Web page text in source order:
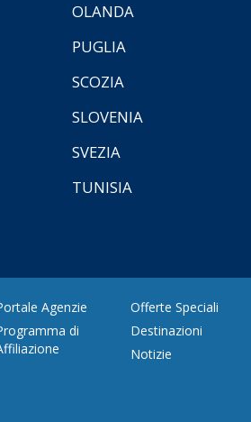
OLANDA
PUGLIA
SCOZIA
SLOVENIA
SVEZIA
TUNISIA
Agenzie
di
Offerte Speciali
Destinazioni
Notizie